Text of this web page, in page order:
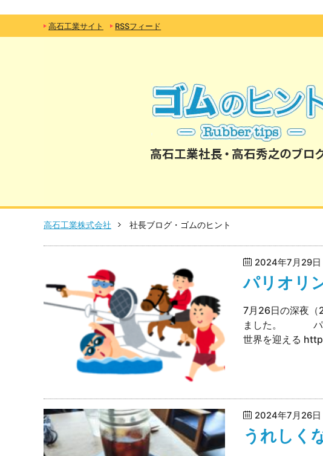
高石工業サイト RSSフィード
高石工業株式会社 社長ブログ・ゴムのヒント
2024年7月29日
パリオリ
7月26日の深夜（
ました。 パリ
世界を迎える
2024年7月26日
うれしく